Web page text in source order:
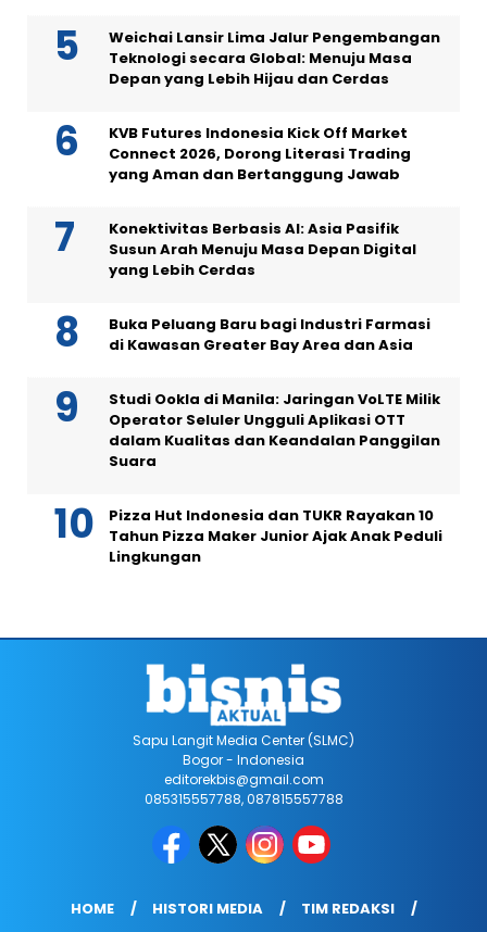
Weichai Lansir Lima Jalur Pengembangan
Teknologi secara Global: Menuju Masa
Depan yang Lebih Hijau dan Cerdas
KVB Futures Indonesia Kick Off Market
Connect 2026, Dorong Literasi Trading
yang Aman dan Bertanggung Jawab
Konektivitas Berbasis AI: Asia Pasifik
Susun Arah Menuju Masa Depan Digital
yang Lebih Cerdas
Buka Peluang Baru bagi Industri Farmasi
di Kawasan Greater Bay Area dan Asia
Studi Ookla di Manila: Jaringan VoLTE Milik
Operator Seluler Ungguli Aplikasi OTT
dalam Kualitas dan Keandalan Panggilan
Suara
Pizza Hut Indonesia dan TUKR Rayakan 10
Tahun Pizza Maker Junior Ajak Anak Peduli
Lingkungan
Sapu Langit Media Center (SLMC)
Bogor - Indonesia
editorekbis@gmail.com
085315557788, 087815557788
HOME HISTORI MEDIA
TIM REDAKSI